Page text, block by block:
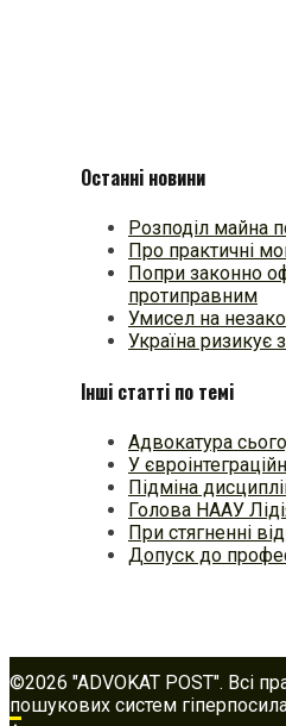
Останні новини
Розподіл майна
Про практичні
Попри законно
протиправним
Умисел на
Україна ризикує
Інші статті по темі
Адвокатура
У
Підміна
Голова НААУ
При стягненні
Допуск до
©2026 "ADVOKAT POST". Всі
пошукових систем